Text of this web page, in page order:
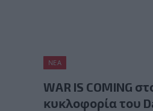
ΝΈΑ
WAR IS COMING
κυκλοφορία του